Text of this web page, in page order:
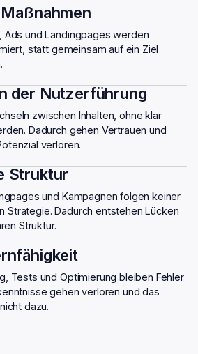
Ads und Landingpages werden
statt gemeinsam auf ein Ziel
der Nutzerführung
zwischen Inhalten, ohne klar
Dadurch gehen Vertrauen und
verloren.
Struktur
und Kampagnen folgen keiner
Strategie. Dadurch entstehen Lücken
Struktur.
Tests und Optimierung bleiben Fehler
gehen verloren und das
dazu.